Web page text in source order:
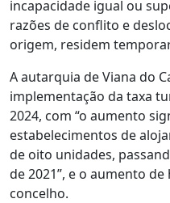
incapacidade igual ou
razões de conflito e
origem, residem
A autarquia de Viana do
implementação da taxa
2024, com “o aumento
estabelecimentos de
de oito unidades,
de 2021”, e o aumento
concelho.